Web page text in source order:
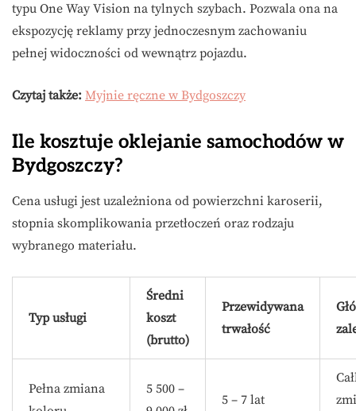
typu One Way Vision na tylnych szybach. Pozwala ona na
ekspozycję reklamy przy jednoczesnym zachowaniu
pełnej widoczności od wewnątrz pojazdu.
Czytaj także: Myjnie ręczne w Bydgoszczy
Ile kosztuje oklejanie samochodów w
Bydgoszczy?
Cena usługi jest uzależniona od powierzchni karoserii,
stopnia skomplikowania przetłoczeń oraz rodzaju
wybranego materiału.
Typ usługi
Średni
koszt
(brutto)
Przewidywana
trwałość
Pełna zmiana
5 500 –
5 – 7 lat